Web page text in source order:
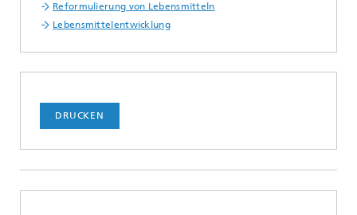
Reformulierung von Lebensmitteln
Lebensmittelentwicklung
DRUCKEN